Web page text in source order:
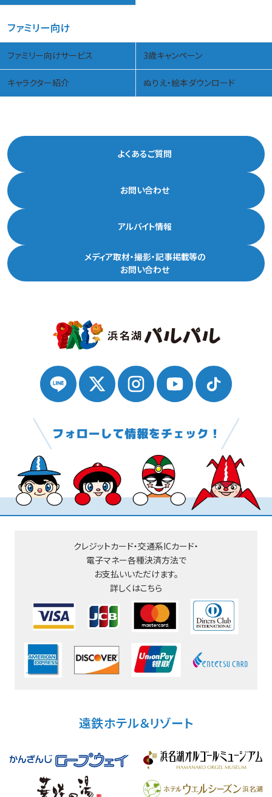
ファミリー向け
ファミリー向けサービス 3歳キャンペーン
キャラクター紹介 ぬりえ・絵本ダウンロード
よくあるご質問
お問い合わせ
アルバイト情報
メディア取材・撮影・記事掲載等の
お問い合わせ
クレジットカード・交通系ICカード・
電子マネー各種決済方法で
お支払いいただけます。
詳しくはこちら
遠鉄ホテル＆リゾート